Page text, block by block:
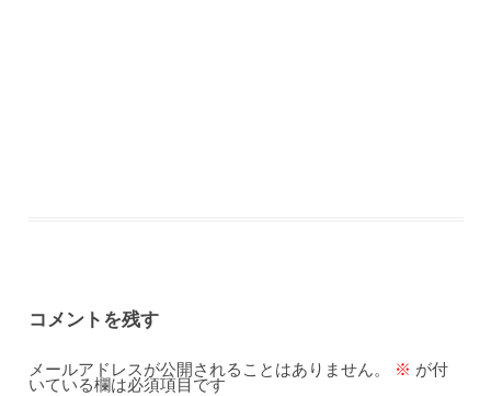
コメントを残す
メールアドレスが公開されることはありません。 ※ が付
いている欄は必須項目です